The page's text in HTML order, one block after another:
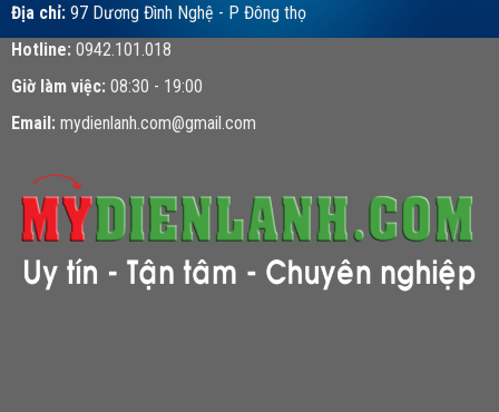
Địa chỉ: 97 Dương Đình Nghệ - P Đông thọ
Hotline: 0942.101.018
Giờ làm việc: 08:30 - 19:00
Email: mydienlanh.com@gmail.com